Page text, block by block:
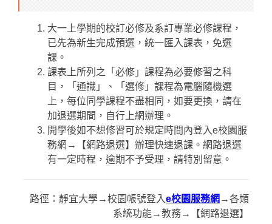
大一上學期的校訂必修及系訂專業必修課程，
已先為新生完成預選，統一匯入課表，免選
課。
課表上所列之「必修」課程為必要修習之科
目，「通識」、「選修」課程為電腦隨機選
上，每位同學課程不盡相同，如要更換，請在
加退選期間，自行上網辦理。
開學後如不想修習可於規定時間內登入e校園服
務網→【網路退選】辦理快速退課。網路退選
有一定時程，逾期不予受理，請特別留意。
路徑：靜宜大學→校園帳號登入e校園服務網 →各類
系統功能→教務→【網路退選】